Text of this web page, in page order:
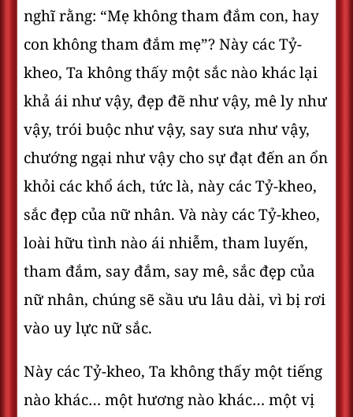
nghĩ rằng: “Mẹ không tham đắm con, hay
con không tham đắm mẹ”? Này các Tỷ-
kheo, Ta không thấy một sắc nào khác lại
khả ái như vậy, đẹp đẽ như vậy, mê ly như
vậy, trói buộc như vậy, say sưa như vậy,
chướng ngại như vậy cho sự đạt đến an ổn
khỏi các khổ ách, tức là, này các Tỷ-kheo,
sắc đẹp của nữ nhân. Và này các Tỷ-kheo,
loài hữu tình nào ái nhiễm, tham luyến,
tham đắm, say đắm, say mê, sắc đẹp của
nữ nhân, chúng sẽ sầu ưu lâu dài, vì bị rơi
vào uy lực nữ sắc.
Này các Tỷ-kheo, Ta không thấy một tiếng
nào khác… một hương nào khác… một vị